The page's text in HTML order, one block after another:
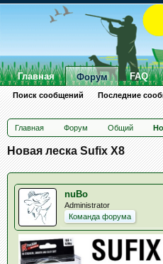
Главная Форум Общий
Новая леска Sufix X8
nuBo
Administrator
Команда форума
Главная Форум
Поиск сообщений Последние
FAQ